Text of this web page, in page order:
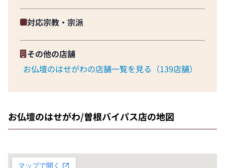
対応宗教・宗派
その他の店舗
お仏壇のはせがわの店舗一覧を見る（139店舗）
お仏壇のはせがわ/曽根バイパス店の地図